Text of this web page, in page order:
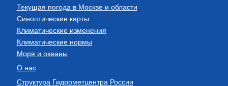
Текущая погода в Москве и области
Синоптические карты
Климатические изменения
Климатические нормы
Моря и океаны
О нас
Структура Гидрометцентра России